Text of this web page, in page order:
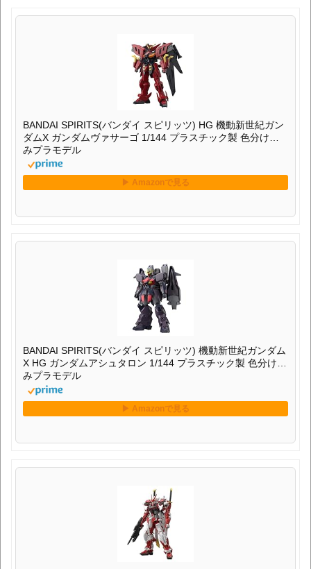
BANDAI SPIRITS(バンダイ スピリッツ) HG 機動新世紀ガン
ダムX ガンダムヴァサーゴ 1/144 プラスチック製 色分け済
みプラモデル
BANDAI SPIRITS(バンダイ スピリッツ) 機動新世紀ガンダム
X HG ガンダムアシュタロン 1/144 プラスチック製 色分け済
みプラモデル